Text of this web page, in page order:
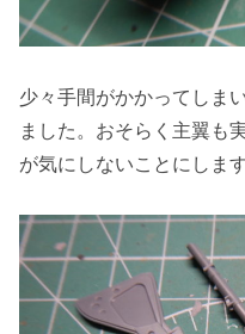
少々手間がかかってしま
ました。おそらく主翼も
が気にしないことにしま